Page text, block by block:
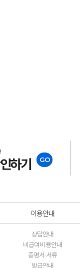
하기 GO
이용안내
상담안내
비급여비용안내
증명서·서류
발급안내